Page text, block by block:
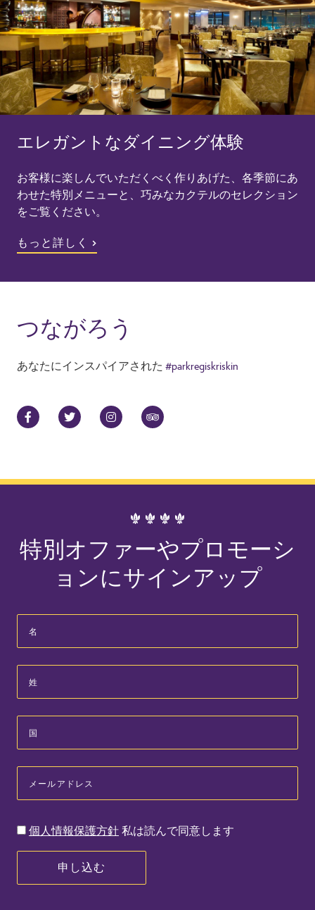
エレガントなダイニング体験
お客様に楽しんでいただくべく作りあげた、各季節にあ
わせた特別メニューと、巧みなカクテルのセレクション
をご覧ください。
もっと詳しく
つながろう
あなたにインスパイアされた #parkregiskriskin
FacebookTwitter InstagramTripAdvisor
特別オファーやプロモーシ
ョンにサインアップ
Name
Name
Address
個人情報保護方針 私は読んで同意します
申し込む